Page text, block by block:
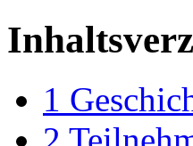
1